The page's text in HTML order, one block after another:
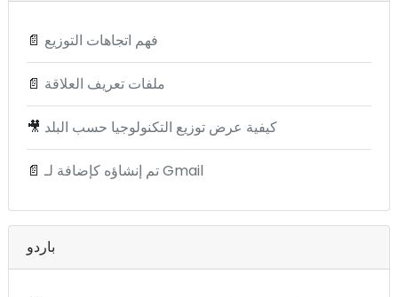
📄 فهم اتجاهات التوزيع
📄 ملفات تعريف العلاقة
🎥 كيفية عرض توزيع التكنولوجيا حسب البلد
📄 تم إنشاؤه كإضافة لـ Gmail
باردو